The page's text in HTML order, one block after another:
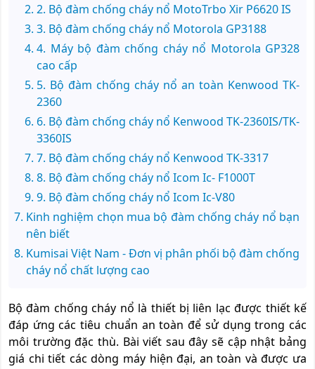
2. Bộ đàm chống cháy nổ MotoTrbo Xir P6620 IS
3. Bộ đàm chống cháy nổ Motorola GP3188
4. Máy bộ đàm chống cháy nổ Motorola GP328
cao cấp
5. Bộ đàm chống cháy nổ an toàn Kenwood TK-
2360
6. Bộ đàm chống cháy nổ Kenwood TK-2360IS/TK-
3360IS
7. Bộ đàm chống cháy nổ Kenwood TK-3317
8. Bộ đàm chống cháy nổ Icom Ic- F1000T
9. Bộ đàm chống cháy nổ Icom Ic-V80
Kinh nghiệm chọn mua bộ đàm chống cháy nổ bạn
nên biết
Kumisai Việt Nam - Đơn vị phân phối bộ đàm chống
cháy nổ chất lượng cao
Bộ đàm chống cháy nổ là thiết bị liên lạc được thiết kế
đáp ứng các tiêu chuẩn an toàn để sử dụng trong các
môi trường đặc thù. Bài viết sau đây sẽ cập nhật bảng
giá chi tiết các dòng máy hiện đại, an toàn và được ưa